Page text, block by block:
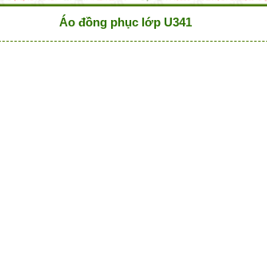
Áo đồng phục lớp U341